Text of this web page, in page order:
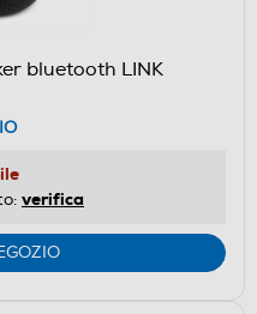
bluetooth LINK
verifica